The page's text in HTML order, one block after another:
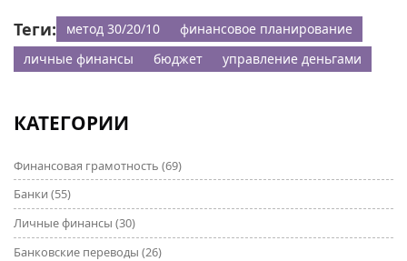
Теги: метод 30/20/10
финансовое планирование
личные финансы
бюджет управление деньгами
КАТЕГОРИИ
Финансовая грамотность (69)
Банки (55)
Личные финансы (30)
Банковские переводы (26)